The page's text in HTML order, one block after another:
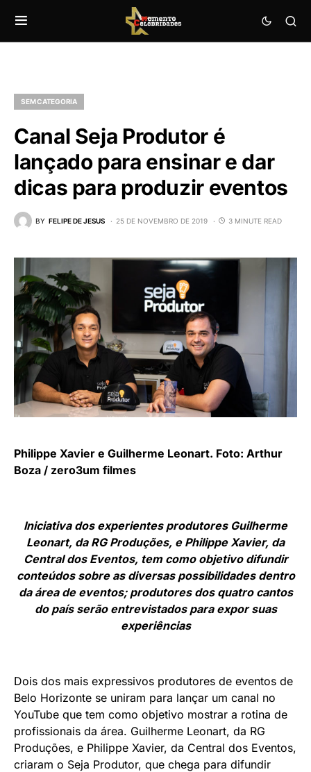
SEM CATEGORIA
Canal Seja Produtor é
lançado para ensinar e dar
dicas para produzir eventos
BY FELIPE DE JESUS 25 DE NOVEMBRO DE 2019 3 MINUTE READ
Philippe Xavier e Guilherme Leonart. Foto: Arthur
Boza / zero3um filmes
Iniciativa dos experientes produtores Guilherme
Leonart, da RG Produções, e Philippe Xavier, da
Central dos Eventos, tem como objetivo difundir
conteúdos sobre as diversas possibilidades dentro
da área de eventos; produtores dos quatro cantos
do país serão entrevistados para expor suas
experiências
Dois dos mais expressivos produtores de eventos de
Belo Horizonte se uniram para lançar um canal no
YouTube que tem como objetivo mostrar a rotina de
profissionais da área. Guilherme Leonart, da RG
Produções, e Philippe Xavier, da Central dos Eventos,
criaram o Seja Produtor, que chega para difundir